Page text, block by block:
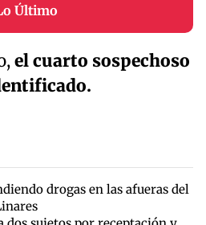
Último
el cuarto sospechoso
drogas en las afueras del